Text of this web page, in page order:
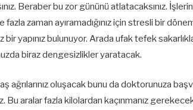
Beraber bu zor gününü atlatacaksınız.
fazla zaman ayıramadığınız için stresli bir
bir yapınız bulunuyor. Arada ufak tefek
biraz dengesizlikler yaratacak.
ağrılarınız oluşacak bunu da doktorunuza
aralar fazla kilolardan kaçınmanız